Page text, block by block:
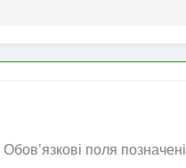
Обов’язкові поля позначені